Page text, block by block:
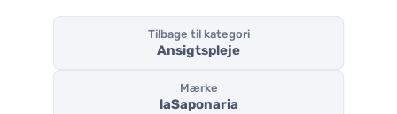
Tilbage til kategori
Ansigtspleje
Mærke
laSaponaria